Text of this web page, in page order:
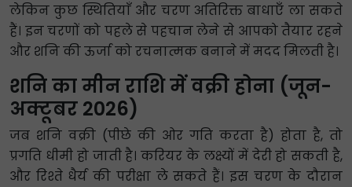
लेकिन कुछ स्थितियाँ और चरण अतिरिक्त बाधाएँ ला सकते
हैं। इन चरणों को पहले से पहचान लेने से आपको तैयार रहने
और शनि की ऊर्जा को रचनात्मक बनाने में मदद मिलती है।
शनि का मीन राशि में वक्री होना (जून-
अक्टूबर 2026)
जब शनि वक्री (पीछे की ओर गति करता है) होता है, तो
प्रगति धीमी हो जाती है। करियर के लक्ष्यों में देरी हो सकती है,
और रिश्ते धैर्य की परीक्षा ले सकते हैं। इस चरण के दौरान